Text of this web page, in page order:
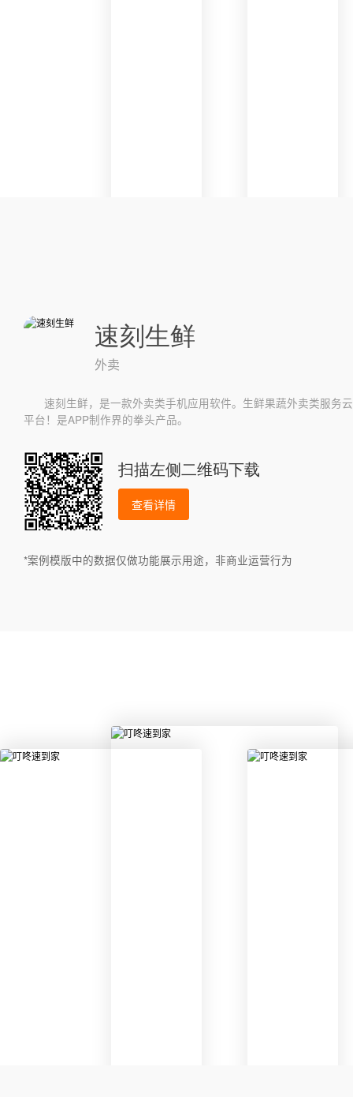
速刻生鲜
外卖
速刻生鲜，是一款外卖类手机应用软件。生鲜果蔬外卖类服务云
平台！是APP制作界的拳头产品。
扫描左侧二维码下载
查看详情
*案例模版中的数据仅做功能展示用途，非商业运营行为